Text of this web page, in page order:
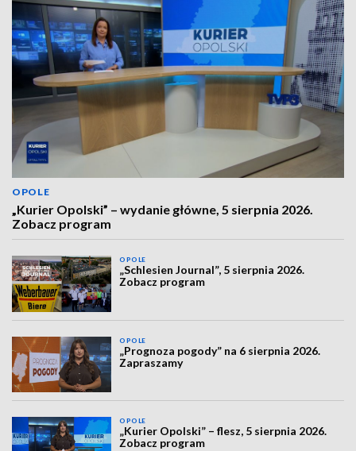
OPOLE
„Kurier Opolski” – wydanie główne, 5 sierpnia 2026.
Zobacz program
OPOLE
„Schlesien Journal”, 5 sierpnia 2026.
Zobacz program
OPOLE
„Prognoza pogody” na 6 sierpnia 2026.
Zapraszamy
OPOLE
„Kurier Opolski” – flesz, 5 sierpnia 2026.
Zobacz program